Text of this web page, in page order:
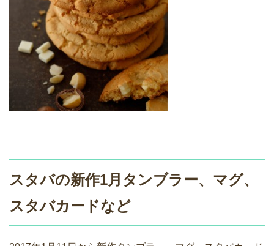
スタバの新作1月タンブラー、マグ、
スタバカードなど